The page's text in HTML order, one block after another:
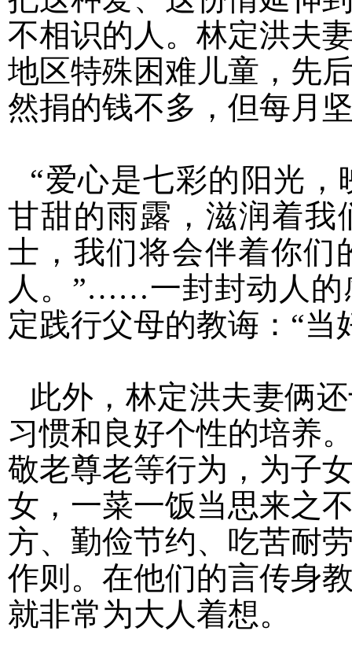
不相识的人。林定洪夫
地区特殊困难儿童，先
然捐的钱不多，但每月
“爱心是七彩的阳光
甘甜的雨露，滋润着我
士，我们将会伴着你们
人。”……一封封动人的
定践行父母的教诲：“当
此外，林定洪夫妻俩
习惯和良好个性的培养
敬老尊老等行为，为子
女，一菜一饭当思来之
方、勤俭节约、吃苦耐
作则。在他们的言传身
就非常为大人着想。